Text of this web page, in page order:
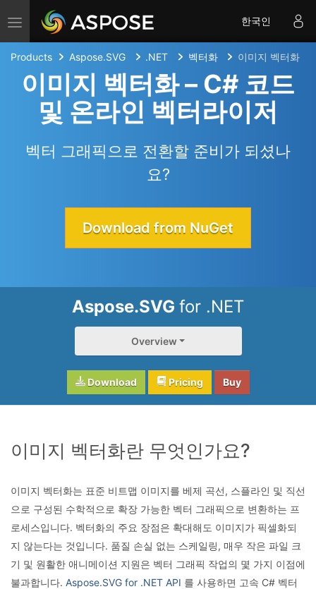
Toggle navigation 한국인
Products Aspose.SVG .NET 벡터화 이미지 벡터화
이미지 벡터화 – C# 코드
및 온라인 벡터라이저
벡터 그래픽으로 전환할 준비가 되셨나
요?
Download from NuGet
Aspose.SVG for .NET
Overview
Download Pricing Buy
이미지 벡터화란 무엇인가요?
이미지 벡터화는 표준 비트맵 이미지를 베제 곡선, 스플라인 및 직선
으로 구성된 수학적으로 확장 가능한 벡터 그래픽으로 변환하는 프
로세스입니다. 벡터화의 주요 장점은 확대해도 이미지가 픽셀화되
지 않는다는 것입니다. 품질 손실 없는 스케일링, 매우 작은 파일 크
기 및 원활한 애니메이션 지원은 벡터 그래픽 작업의 몇 가지 이점에
불과합니다. Aspose.SVG for .NET API 를 사용하면 고속 C# 벡터